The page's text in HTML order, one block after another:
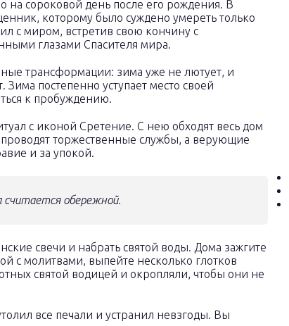
сороковой день после его рождения. В
которому было суждено умереть только
с миром, встретив свою кончину с
глазами Спасителя мира.
трансформации: зима уже не лютует, и
постепенно уступает место своей
к пробуждению.
с иконой Сретение. С нею обходят весь дом
торжественные службы, а верующие
и за упокой.
считается обережной.
свечи и набрать святой воды. Дома зажгите
с молитвами, выпейте несколько глотков
святой водицей и окропляли, чтобы они не
все печали и устранил невзгоды. Вы